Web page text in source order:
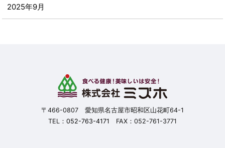
2025年9月
〒466-0807 愛知県名古屋市昭和区山花町64-1
TEL： 052-763-4171 FAX：052-761-3771